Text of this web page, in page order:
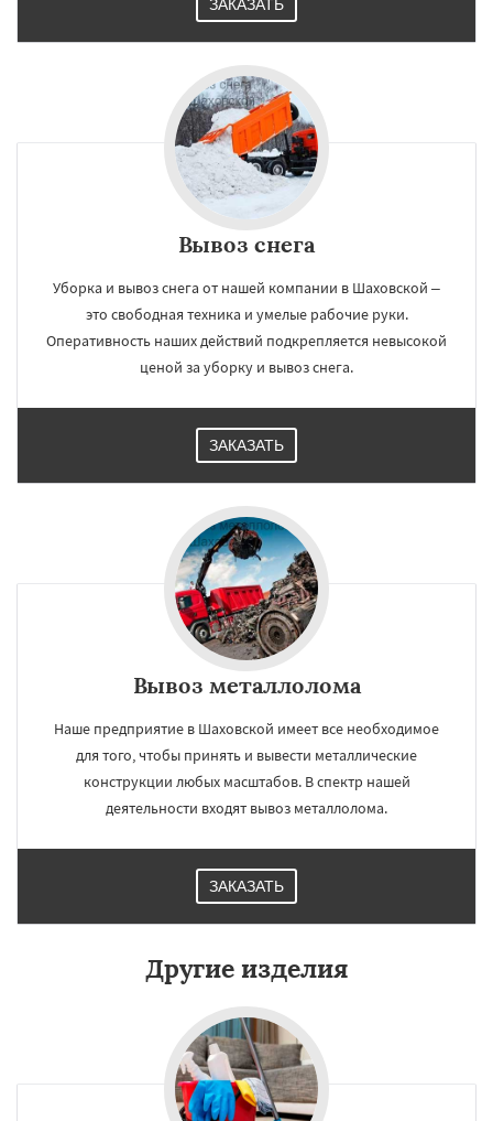
ЗАКАЗАТЬ
Вывоз снега
Уборка и вывоз снега от нашей компании в Шаховской –
это свободная техника и умелые рабочие руки.
Оперативность наших действий подкрепляется невысокой
ценой за уборку и вывоз снега.
ЗАКАЗАТЬ
Вывоз металлолома
Наше предприятие в Шаховской имеет все необходимое
для того, чтобы принять и вывести металлические
конструкции любых масштабов. В спектр нашей
деятельности входят вывоз металлолома.
ЗАКАЗАТЬ
Другие изделия